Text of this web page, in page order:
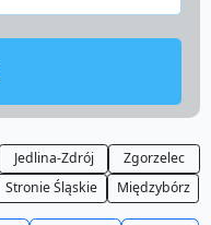
Jedlina-Zdrój
Zgorzelec
Stronie Śląskie Międzybórz